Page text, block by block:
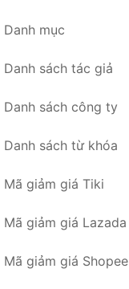
Danh mục
Danh sách tác giả
Danh sách công ty
Danh sách từ khóa
Mã giảm giá Tiki
Mã giảm giá Lazada
Mã giảm giá Shopee